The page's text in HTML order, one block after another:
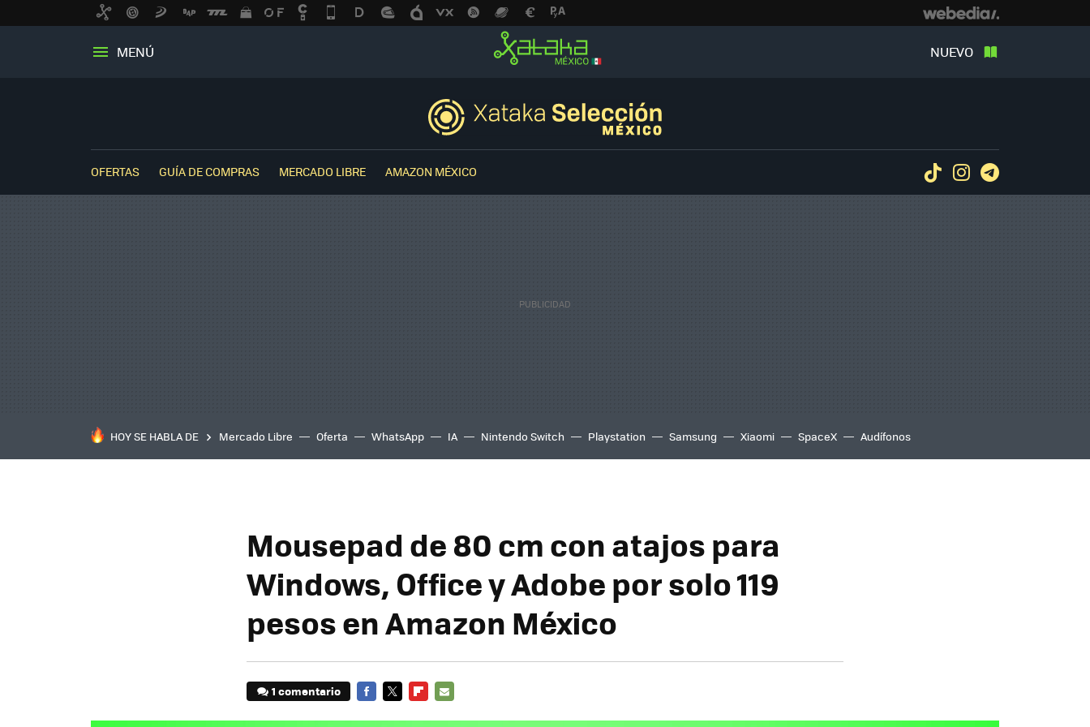
MENÚ NUEVO
OFERTAS GUÍA DE COMPRAS MERCADO LIBRE AMAZON MÉXICO TiktokInstagram
HOY SE HABLA DE Mercado Libre Oferta WhatsApp IA Nintendo Switch Playstation Samsung Xiaomi SpaceX Audífonos
Mousepad de 80 cm con atajos para
Windows, Office y Adobe por solo 119
pesos en Amazon México
1 comentario